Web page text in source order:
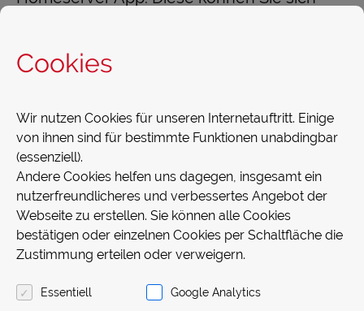
Neue Bedienstation für
Ihr Smart Home
2018.07.26
Schalten, Visualisieren und
Türkommunikation sind mit dem Gira G1
Cookies
Wir nutzen Cookies für unseren Internetauftritt. Einige
von ihnen sind für bestimmte Funktionen unabdingbar
(essenziell).
Andere Cookies helfen uns dagegen, insgesamt ein
nutzerfreundlicheres und verbessertes Angebot der
Webseite zu erstellen. Sie können alle Cookies
bestätigen oder einzelnen Cookies per Schaltfläche die
Zustimmung erteilen oder verweigern.
Essentiell Google Analytics